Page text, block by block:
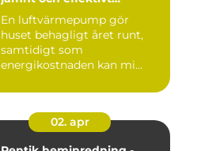
En luftvärmepump gör
huset behagligt året runt,
samtidigt som
energikostnaden kan mi...
02. apr